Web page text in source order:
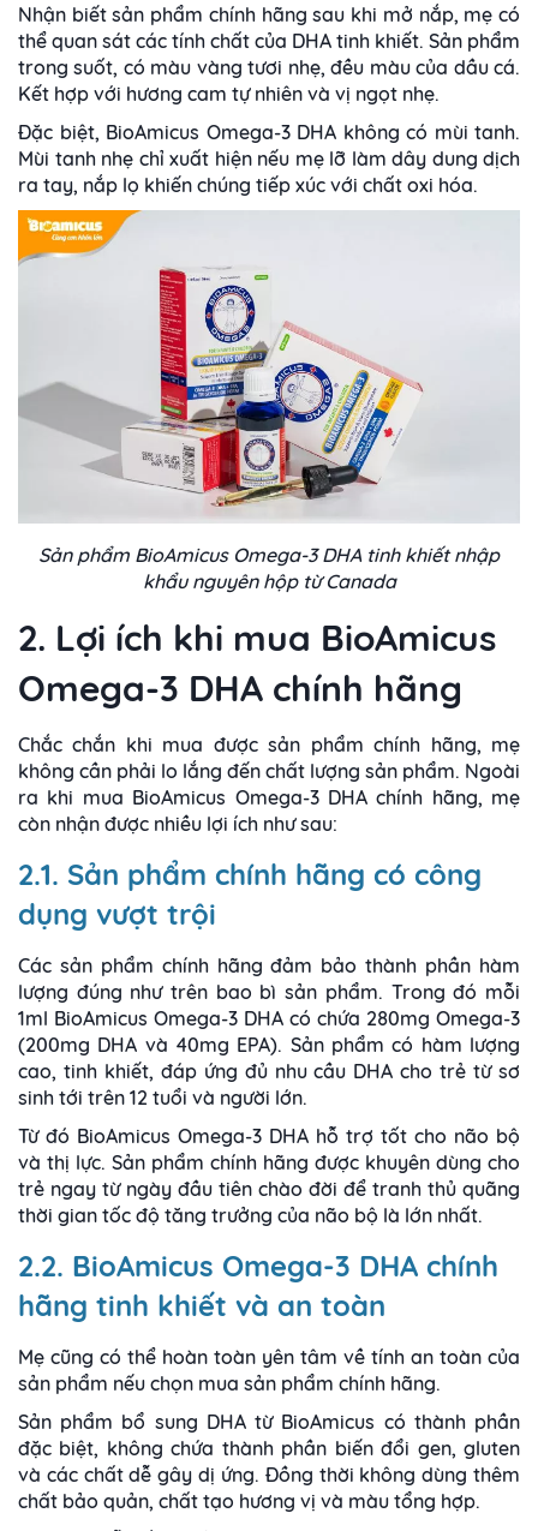
Nhận biết sản phẩm chính hãng sau khi mở nắp, mẹ có
thể quan sát các tính chất của DHA tinh khiết. Sản phẩm
trong suốt, có màu vàng tươi nhẹ, đều màu của dầu cá.
Kết hợp với hương cam tự nhiên và vị ngọt nhẹ.
Đặc biệt, BioAmicus Omega-3 DHA không có mùi tanh.
Mùi tanh nhẹ chỉ xuất hiện nếu mẹ lỡ làm dây dung dịch
ra tay, nắp lọ khiến chúng tiếp xúc với chất oxi hóa.
Sản phẩm BioAmicus Omega-3 DHA tinh khiết nhập
khẩu nguyên hộp từ Canada
2. Lợi ích khi mua BioAmicus
Omega-3 DHA chính hãng
Chắc chắn khi mua được sản phẩm chính hãng, mẹ
không cần phải lo lắng đến chất lượng sản phẩm. Ngoài
ra khi mua BioAmicus Omega-3 DHA chính hãng, mẹ
còn nhận được nhiều lợi ích như sau:
2.1. Sản phẩm chính hãng có công
dụng vượt trội
Các sản phẩm chính hãng đảm bảo thành phần hàm
lượng đúng như trên bao bì sản phẩm. Trong đó mỗi
1ml BioAmicus Omega-3 DHA có chứa 280mg Omega-3
(200mg DHA và 40mg EPA). Sản phẩm có hàm lượng
cao, tinh khiết, đáp ứng đủ nhu cầu DHA cho trẻ từ sơ
sinh tới trên 12 tuổi và người lớn.
Từ đó BioAmicus Omega-3 DHA hỗ trợ tốt cho não bộ
và thị lực. Sản phẩm chính hãng được khuyên dùng cho
trẻ ngay từ ngày đầu tiên chào đời để tranh thủ quãng
thời gian tốc độ tăng trưởng của não bộ là lớn nhất.
2.2. BioAmicus Omega-3 DHA chính
hãng tinh khiết và an toàn
Mẹ cũng có thể hoàn toàn yên tâm về tính an toàn của
sản phẩm nếu chọn mua sản phẩm chính hãng.
Sản phẩm bổ sung DHA từ BioAmicus có thành phần
đặc biệt, không chứa thành phần biến đổi gen, gluten
và các chất dễ gây dị ứng. Đồng thời không dùng thêm
chất bảo quản, chất tạo hương vị và màu tổng hợp.